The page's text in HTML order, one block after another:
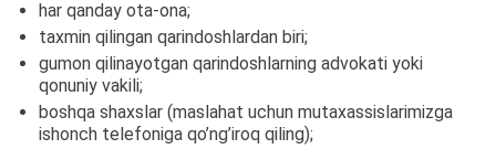
har qanday ota-ona;
taxmin qilingan qarindoshlardan biri;
gumon qilinayotgan qarindoshlarning advokati yoki
qonuniy vakili;
boshqa shaxslar (maslahat uchun mutaxassislarimizga
ishonch telefoniga qo’ng’iroq qiling);